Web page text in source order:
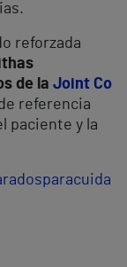
reforzada
de la Joint Co
referencia
paciente y la